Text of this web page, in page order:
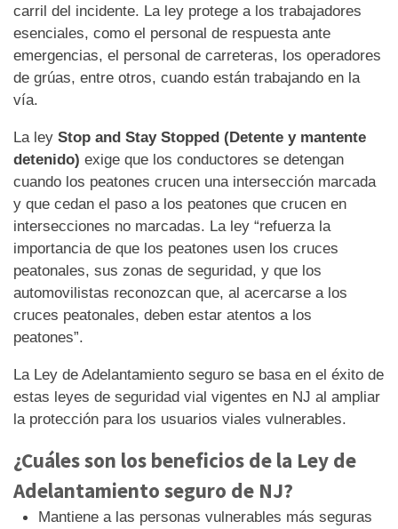
carril del incidente. La ley protege a los trabajadores
esenciales, como el personal de respuesta ante
emergencias, el personal de carreteras, los operadores
de grúas, entre otros, cuando están trabajando en la
vía.
La ley Stop and Stay Stopped (Detente y mantente
detenido) exige que los conductores se detengan
cuando los peatones crucen una intersección marcada
y que cedan el paso a los peatones que crucen en
intersecciones no marcadas. La ley “refuerza la
importancia de que los peatones usen los cruces
peatonales, sus zonas de seguridad, y que los
automovilistas reconozcan que, al acercarse a los
cruces peatonales, deben estar atentos a los
peatones”.
La Ley de Adelantamiento seguro se basa en el éxito de
estas leyes de seguridad vial vigentes en NJ al ampliar
la protección para los usuarios viales vulnerables.
¿Cuáles son los beneficios de la Ley de
Adelantamiento seguro de NJ?
Mantiene a las personas vulnerables más seguras